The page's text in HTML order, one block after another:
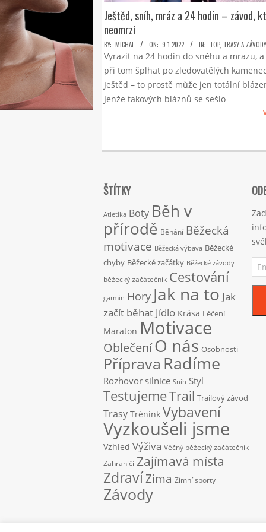
Ještěd, sníh, mráz a 24 hodin – závod,
neomrzí
2022-
01-
09
BY: MICHAL ON: 9.1.2022 IN: TOP, TRASY A ZÁVODY
Vyrazit na 24 hodin do sněhu a mrazu, a
při tom šplhat po zledovatělých
Ještěd – to prostě může jen totální
Jenže takových bláznů se sešlo
ŠTÍTKY
Atletika Boty Běh v
přírodě Běhání Běžecká
motivace Běžecká výbava Běžecké
chyby Běžecké začátky Běžecké závody
běžecký začátečník Cestování
garmin Hory Jak na to Jak
začít běhat Jídlo Krása Léčení
Maraton Motivace
OblečeníO nás Osobnosti
Příprava Radíme
Rozhovor silnice Sníh Styl
TestujemeTrail Trailový závod
Trasy Trénink Vybavení
Vyzkoušeli jsme
Vzhled Výživa Věčný běžecký začátečník
Zahraničí Zajímavá místa
ZdravíZima Zimní sporty
Závody